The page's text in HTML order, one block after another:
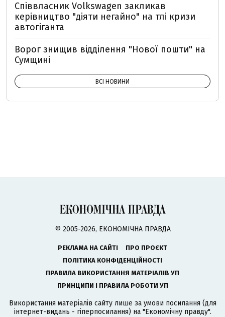
Співвласник Volkswagen закликав
керівництво "діяти негайно" на тлі кризи
автогіганта
Ворог знищив відділення "Нової пошти" на
Сумщині
ВСІ НОВИНИ
© 2005-2026, ЕКОНОМІЧНА ПРАВДА
РЕКЛАМА НА САЙТІ
ПРО ПРОЄКТ
ПОЛІТИКА КОНФІДЕНЦІЙНОСТІ
ПРАВИЛА ВИКОРИСТАННЯ МАТЕРІАЛІВ УП
ПРИНЦИПИ І ПРАВИЛА РОБОТИ УП
Використання матеріалів сайту лише за умови посилання (для
інтернет-видань - гіперпосилання) на "Економічну правду".